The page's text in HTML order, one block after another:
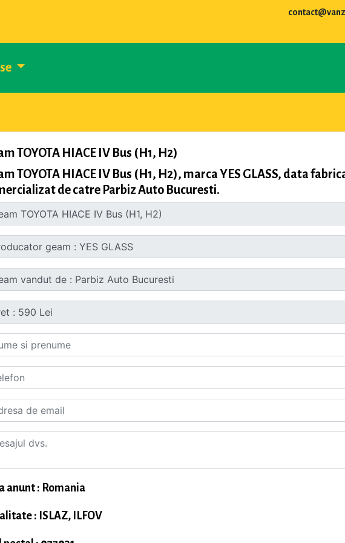
TOYOTA HIACE IV Bus (H1, H2)
TOYOTA HIACE IV Bus (H1, H2), marca YES GLASS, data
de catre Parbiz Auto Bucuresti.
anunt : Romania
: ISLAZ, ILFOV